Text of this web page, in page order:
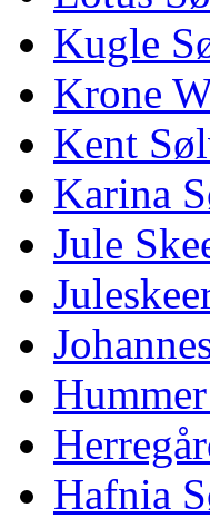
Kugle
Krone
Kent
Karina
Jule
Hafnia